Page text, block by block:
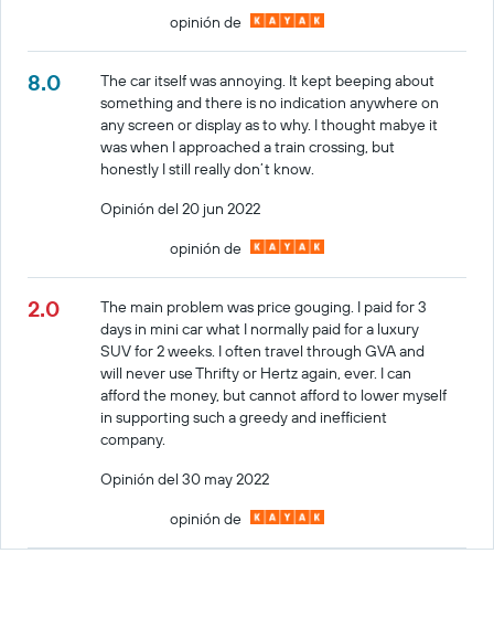
opinión de
8.0
The car itself was annoying. It kept beeping about
something and there is no indication anywhere on
any screen or display as to why. I thought mabye it
was when I approached a train crossing, but
honestly I still really don’t know.
Opinión del 20 jun 2022
opinión de
2.0
The main problem was price gouging. I paid for 3
days in mini car what I normally paid for a luxury
SUV for 2 weeks. I often travel through GVA and
will never use Thrifty or Hertz again, ever. I can
afford the money, but cannot afford to lower myself
in supporting such a greedy and inefficient
company.
Opinión del 30 may 2022
opinión de